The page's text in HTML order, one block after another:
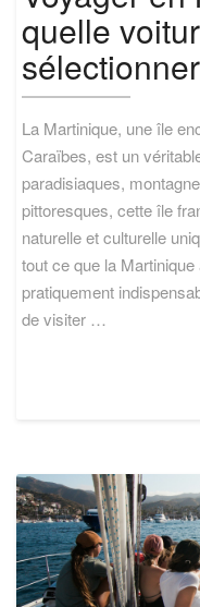
quelle
sélectionner
La Martinique, une île
Caraïbes, est un
paradisiaques,
pittoresques, cette île
naturelle et culturelle
tout ce que la
pratiquement
de visiter …